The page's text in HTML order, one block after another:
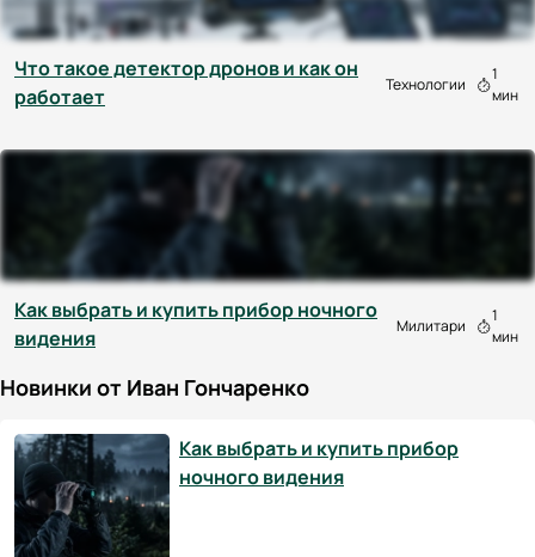
Что такое детектор дронов и как он
работает
Технологии
1
мин
Как выбрать и купить прибор ночного
видения
Милитари
1
мин
Новинки от Иван Гончаренко
Как выбрать и купить прибор
ночного видения